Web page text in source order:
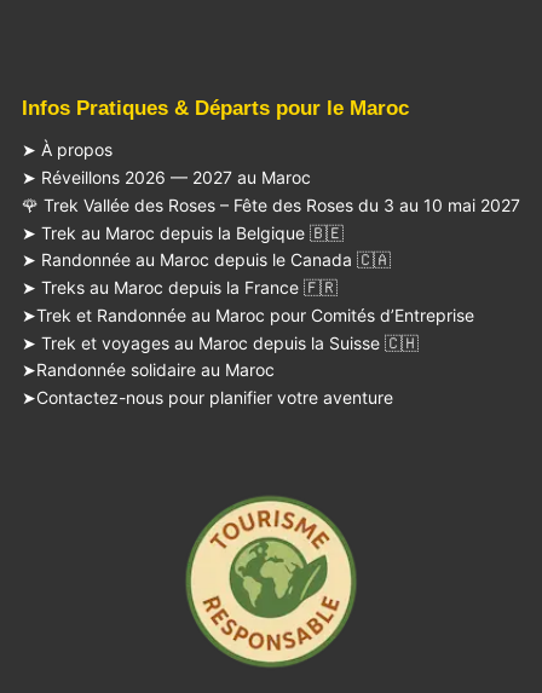
Infos Pratiques & Départs pour le Maroc
➤ À propos
➤ Réveillons 2026 — 2027 au Maroc
🌹 Trek Vallée des Roses – Fête des Roses du 3 au 10 mai 2027
➤ Trek au Maroc depuis la Belgique 🇧🇪
➤ Randonnée au Maroc depuis le Canada 🇨🇦
➤ Treks au Maroc depuis la France 🇫🇷
➤Trek et Randonnée au Maroc pour Comités d’Entreprise
➤ Trek et voyages au Maroc depuis la Suisse 🇨🇭
➤Randonnée solidaire au Maroc
➤Contactez-nous pour planifier votre aventure